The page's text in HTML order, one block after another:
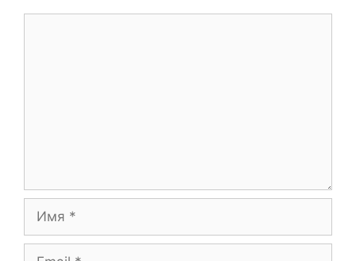
Имя
Email